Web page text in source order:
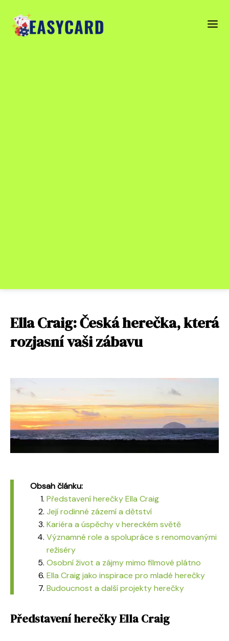
Ella Craig: Česká herečka, která
rozjasní vaši zábavu
Obsah článku:
Představení herečky Ella Craig
Její rodinné zázemí a dětství
Kariéra a úspěchy v hereckém světě
Významné role a spolupráce s renomovanými
režiséry
Osobní život a zájmy mimo filmové plátno
Ella Craig jako inspirace pro mladé herečky
Budoucnost a další projekty herečky
Představení herečky Ella Craig